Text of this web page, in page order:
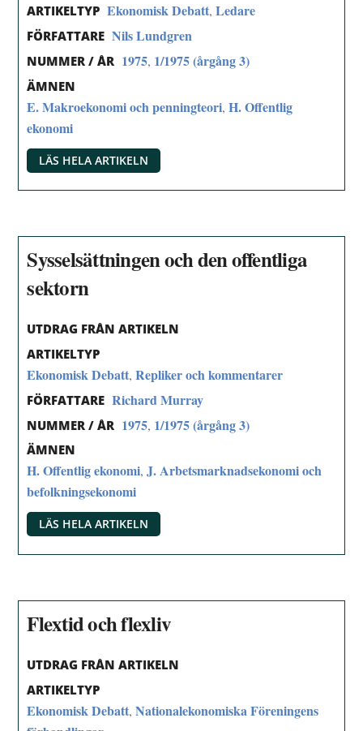
ARTIKELTYP Ekonomisk Debatt,Ledare
FÖRFATTARE Nils Lundgren
NUMMER / ÅR 1975, 1/1975 (årgång 3)
ÄMNEN
E. Makroekonomi och penningteori,H. Offentlig
ekonomi
LÄS HELA ARTIKELN
Sysselsättningen och den offentliga
sektorn
UTDRAG FRÅN ARTIKELN
ARTIKELTYP
Ekonomisk Debatt,Repliker och kommentarer
FÖRFATTARE Richard Murray
NUMMER / ÅR 1975, 1/1975 (årgång 3)
ÄMNEN
H. Offentlig ekonomi,J. Arbetsmarknadsekonomi och
befolkningsekonomi
LÄS HELA ARTIKELN
Flextid och flexliv
UTDRAG FRÅN ARTIKELN
ARTIKELTYP
Ekonomisk Debatt,Nationalekonomiska Föreningens